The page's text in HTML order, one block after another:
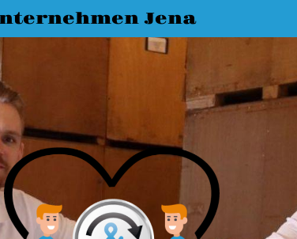
Jena